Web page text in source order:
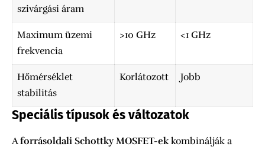
szivárgási áram
Maximum üzemi
frekvencia
>10 GHz <1 GHz
Hőmérséklet
stabilitás
Korlátozott Jobb
Speciális típusok és változatok
Aforrásoldali Schottky MOSFET-ekkombinálják a